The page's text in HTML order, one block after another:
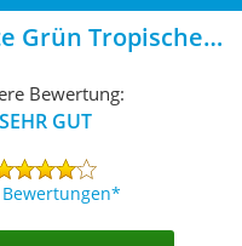
Grün Tropische
Bewertung:
SEHR GUT